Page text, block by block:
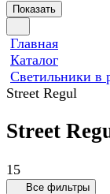
Показать
Главная
Каталог
Светильники в
Street Regul
Street
15
Все фильтры